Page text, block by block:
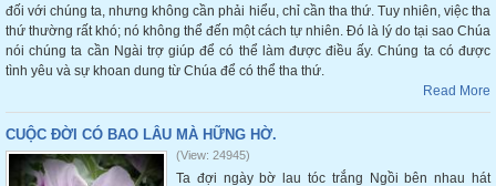
đối với chúng ta, nhưng không cần phải hiểu, chỉ cần tha thứ. Tuy nhiên, việc tha
thứ thường rất khó; nó không thể đến một cách tự nhiên. Đó là lý do tại sao Chúa
nói chúng ta cần Ngài trợ giúp để có thể làm được điều ấy. Chúng ta có được
tình yêu và sự khoan dung từ Chúa để có thể tha thứ.
Read More
CUỘC ĐỜI CÓ BAO LÂU MÀ HỮNG HỜ.
(View: 24945)
Ta đợi ngày bờ lau tóc trắng Ngồi bên nhau hát